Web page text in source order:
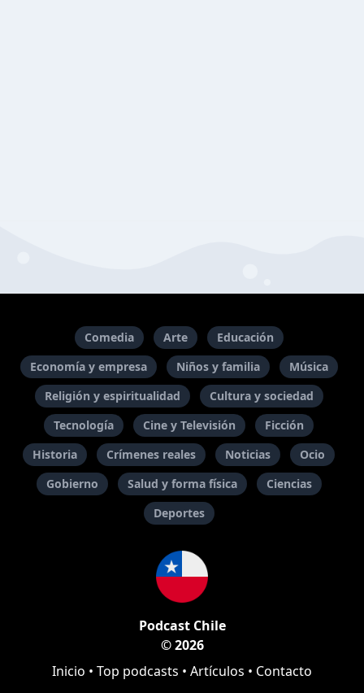
Comedia Arte
Educación
Economía y empresa
Niños y familia
Música
Religión y espiritualidad
Cultura y sociedad
Tecnología
Cine y Televisión
Ficción
Historia
Crímenes reales Noticias
Ocio
Gobierno
Salud y forma física
Ciencias
Deportes
Podcast Chile
© 2026
Inicio • Top podcasts • Artículos • Contacto